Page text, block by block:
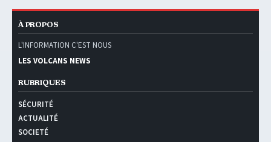
À PROPOS
L'INFORMATION C'EST NOUS
LES VOLCANS NEWS
RUBRIQUES
SÉCURITÉ
ACTUALITÉ
SOCIETÉ